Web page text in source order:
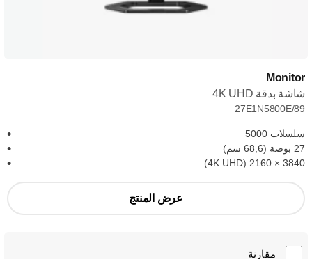
Monitor
شاشة بدقة 4K UHD
27E1N5800E/89
سلسلات 5000
27 بوصة (68,6 سم)
3840‏ × 2160 (4K UHD)
عرض المنتج
مقارنة